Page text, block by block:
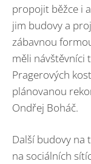
propojit běžce i
jim budovy a
zábavnou
měli návštěvníci
Pragerových
plánovanou
Ondřej Boháč.
Další budovy na
na sociálních